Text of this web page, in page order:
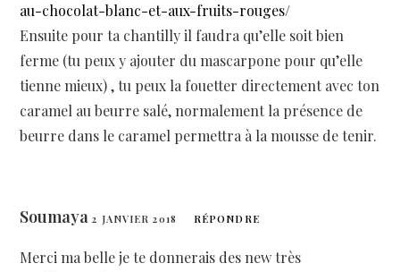
au-chocolat-blanc-et-aux-fruits-rouges/
Ensuite pour ta chantilly il faudra qu’elle soit bien
ferme (tu peux y ajouter du mascarpone pour qu’elle
tienne mieux) , tu peux la fouetter directement avec ton
caramel au beurre salé, normalement la présence de
beurre dans le caramel permettra à la mousse de tenir.
Soumaya2 JANVIER 2018 RÉPONDRE
Merci ma belle je te donnerais des new très